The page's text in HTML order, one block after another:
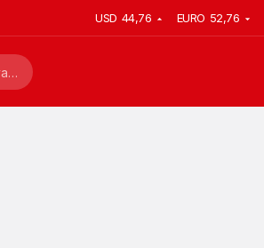
USD 44,76 EURO 52,76